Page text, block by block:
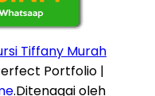
Tiffany Murah
Portfolio |
.Ditenagai oleh